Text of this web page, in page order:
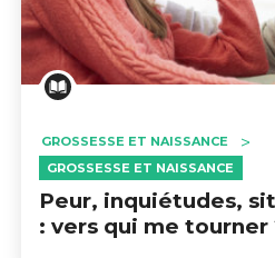
GROSSESSE ET NAISSANCE
GROSSESSE ET NAISSANCE
Peur, inquiétudes,
: vers qui me tourner